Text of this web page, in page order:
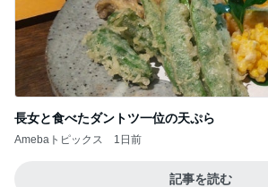
長女と食べたダントツ一位の天ぷら
Amebaトピックス 1日前
記事を読む